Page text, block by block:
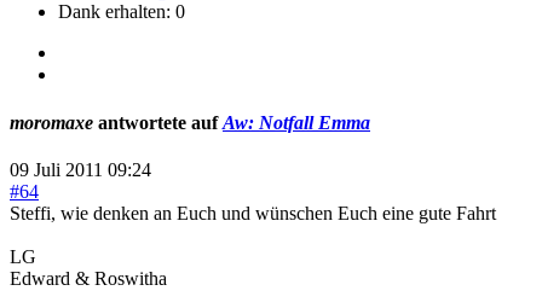
Dank erhalten: 0
moromaxe antwortete aufAw: Notfall Emma
09 Juli 2011 09:24
#64
Steffi, wie denken an Euch und wünschen Euch eine gute Fahrt
LG
Edward & Roswitha